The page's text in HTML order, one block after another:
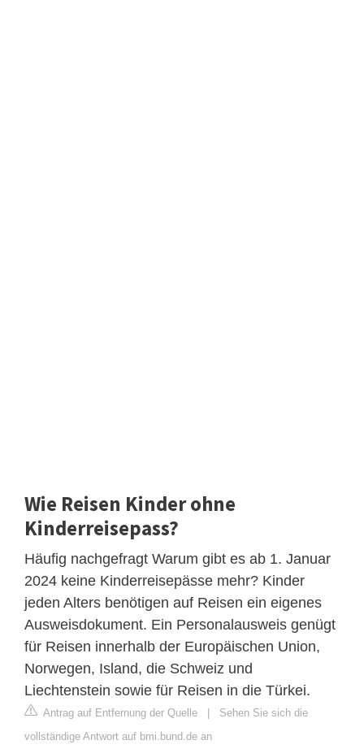
Wie Reisen Kinder ohne
Kinderreisepass?
Häufig nachgefragt Warum gibt es ab 1. Januar
2024 keine Kinderreisepässe mehr? Kinder
jeden Alters benötigen auf Reisen ein eigenes
Ausweisdokument. Ein Personalausweis genügt
für Reisen innerhalb der Europäischen Union,
Norwegen, Island, die Schweiz und
Liechtenstein sowie für Reisen in die Türkei.
Antrag auf Entfernung der Quelle | Sehen Sie sich die
vollständige Antwort auf bmi.bund.de an